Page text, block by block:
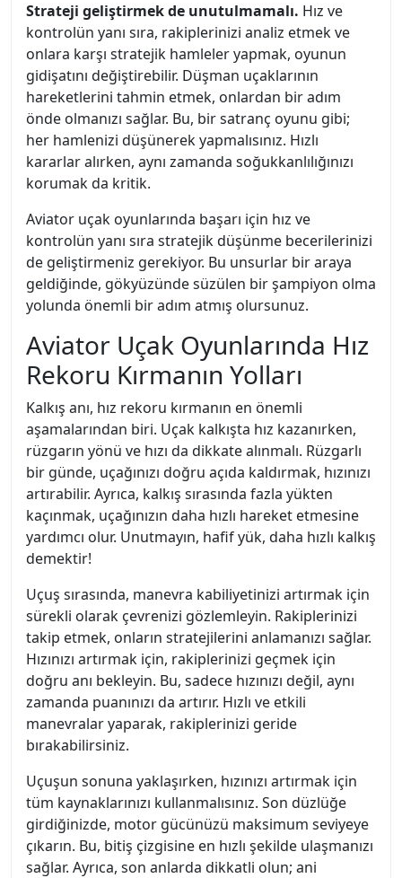
Strateji geliştirmek de unutulmamalı. Hız ve
kontrolün yanı sıra, rakiplerinizi analiz etmek ve
onlara karşı stratejik hamleler yapmak, oyunun
gidişatını değiştirebilir. Düşman uçaklarının
hareketlerini tahmin etmek, onlardan bir adım
önde olmanızı sağlar. Bu, bir satranç oyunu gibi;
her hamlenizi düşünerek yapmalısınız. Hızlı
kararlar alırken, aynı zamanda soğukkanlılığınızı
korumak da kritik.
Aviator uçak oyunlarında başarı için hız ve
kontrolün yanı sıra stratejik düşünme becerilerinizi
de geliştirmeniz gerekiyor. Bu unsurlar bir araya
geldiğinde, gökyüzünde süzülen bir şampiyon olma
yolunda önemli bir adım atmış olursunuz.
Aviator Uçak Oyunlarında Hız
Rekoru Kırmanın Yolları
Kalkış anı, hız rekoru kırmanın en önemli
aşamalarından biri. Uçak kalkışta hız kazanırken,
rüzgarın yönü ve hızı da dikkate alınmalı. Rüzgarlı
bir günde, uçağınızı doğru açıda kaldırmak, hızınızı
artırabilir. Ayrıca, kalkış sırasında fazla yükten
kaçınmak, uçağınızın daha hızlı hareket etmesine
yardımcı olur. Unutmayın, hafif yük, daha hızlı kalkış
demektir!
Uçuş sırasında, manevra kabiliyetinizi artırmak için
sürekli olarak çevrenizi gözlemleyin. Rakiplerinizi
takip etmek, onların stratejilerini anlamanızı sağlar.
Hızınızı artırmak için, rakiplerinizi geçmek için
doğru anı bekleyin. Bu, sadece hızınızı değil, aynı
zamanda puanınızı da artırır. Hızlı ve etkili
manevralar yaparak, rakiplerinizi geride
bırakabilirsiniz.
Uçuşun sonuna yaklaşırken, hızınızı artırmak için
tüm kaynaklarınızı kullanmalısınız. Son düzlüğe
girdiğinizde, motor gücünüzü maksimum seviyeye
çıkarın. Bu, bitiş çizgisine en hızlı şekilde ulaşmanızı
sağlar. Ayrıca, son anlarda dikkatli olun; ani